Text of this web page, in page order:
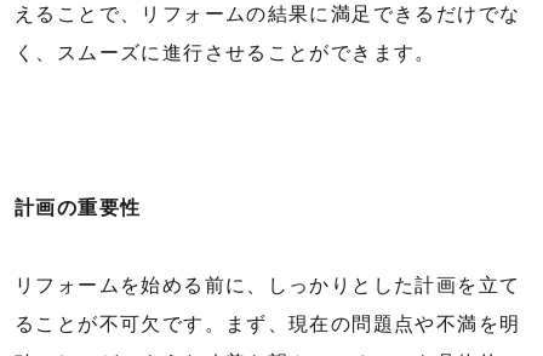
えることで、リフォームの結果に満足できるだけでな
く、スムーズに進行させることができます。
計画の重要性
リフォームを始める前に、しっかりとした計画を立て
ることが不可欠です。まず、現在の問題点や不満を明